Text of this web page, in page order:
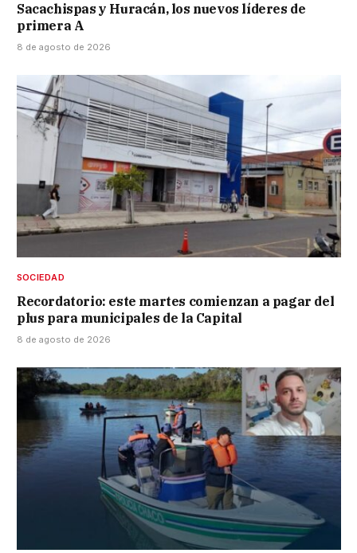
Sacachispas y Huracán, los nuevos líderes de
primera A
8 de agosto de 2026
SOCIEDAD
Recordatorio: este martes comienzan a pagar del
plus para municipales de la Capital
8 de agosto de 2026